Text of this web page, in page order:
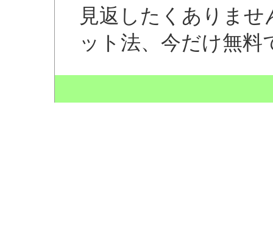
見返したくありま
ット法、今だけ無料